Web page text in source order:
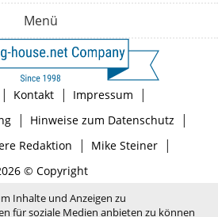
Menü
| Kontakt | Impressum |
| Hinweise zum Datenschutz |
Redaktion | Mike Steiner|
© Copyright
Inhalte und Anzeigen zu
für soziale Medien anbieten zu können